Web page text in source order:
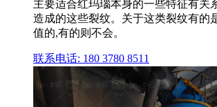
主要适合红玛瑙本身的一些特征有关
造成的这些裂纹。关于这类裂纹有的
值的,有的则不会。
联系电话: 180 3780 8511